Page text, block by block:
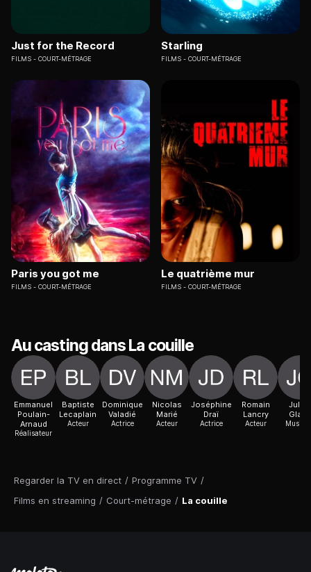
Regarder la TV en direct / Programme TV /
Films en streaming / Court-métrage / La couille
Just for the Record
FILMS COURT-MÉTRAGE
Starling
FILMS COURT-MÉTRAGE
Paris you got me
FILMS COURT-MÉTRAGE
Le quatrième mur
FILMS COURT-MÉTRAGE
Au casting dans La couille
Emmanuel
Poulain-
Arnaud
Réalisateur
Baptiste
Lecaplain
Acteur
Dominique
Valadié
Actrice
Nicolas
Marié
Acteur
Joséphine
Draï
Actrice
Romain
Lancry
Acteur
Julien
Glabs